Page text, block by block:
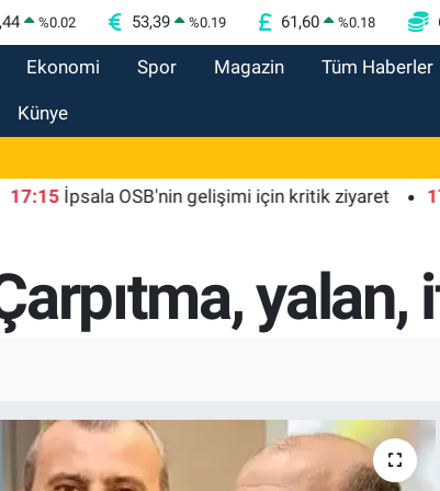
%0.02 53,39 %0.19 61,60 %0.18
Ekonomi Spor Magazin Tüm Haberler
Künye
İpsala OSB'nin gelişimi için kritik ziyaret 17:00
yalan,